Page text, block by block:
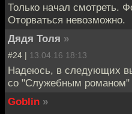
Только начал смотреть.
Оторваться невозможно.
Дядя Толя »
#24 | 13.04.16 18:13
Надеюсь, в следующих
со "Служебным романом"
Goblin »